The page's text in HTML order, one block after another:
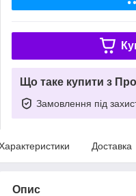
Що таке купити з
Замовлення під
Доставка
Опис